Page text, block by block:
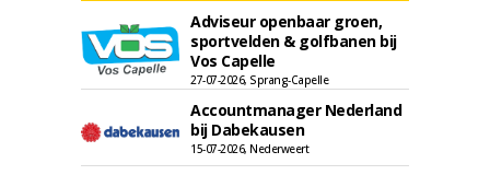
Adviseur openbaar groen,
sportvelden & golfbanen bij
Vos Capelle
27-07-2026, Sprang-Capelle
Accountmanager Nederland
bij Dabekausen
15-07-2026, Nederweert